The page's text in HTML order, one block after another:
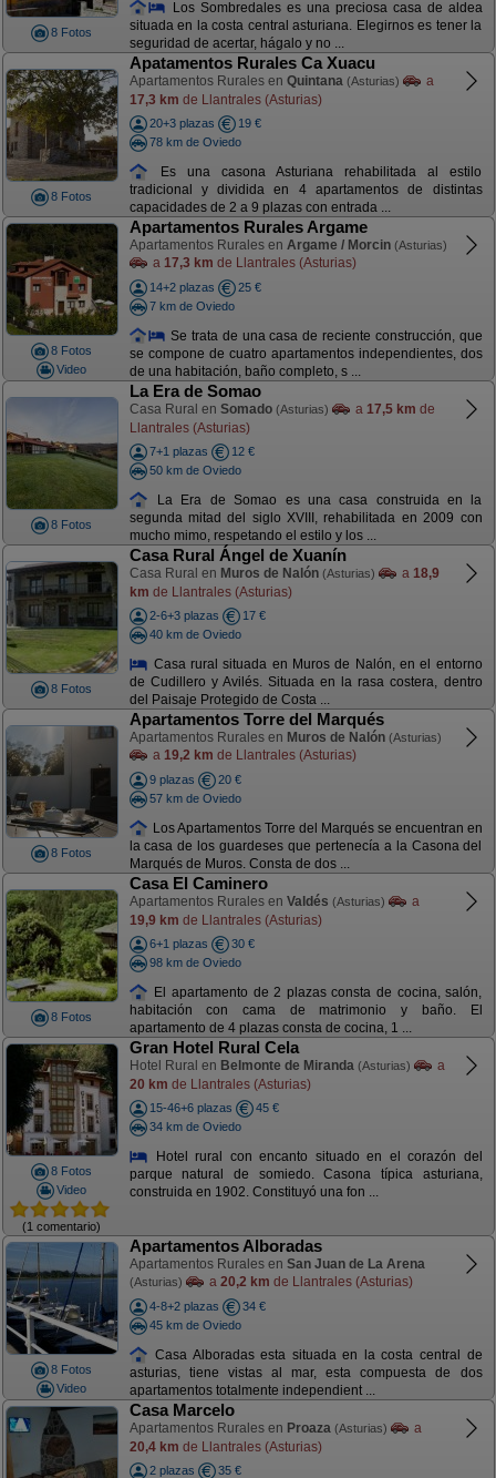
8 Fotos
Los Sombredales es una preciosa casa de aldea
situada en la costa central asturiana. Elegirnos es tener la
seguridad de acertar, hágalo y no ...
8 Fotos
Apatamentos Rurales Ca Xuacu
Apartamentos Rurales en Quintana (Asturias)
a
17,3 km de Llantrales (Asturias)
20+3 plazas
19 €
78 km de Oviedo
Es una casona Asturiana rehabilitada al estilo
tradicional y dividida en 4 apartamentos de distintas
capacidades de 2 a 9 plazas con entrada ...
8 Fotos
Video
Apartamentos Rurales Argame
Apartamentos Rurales en Argame / Morcin (Asturias)
a 17,3 km de Llantrales (Asturias)
14+2 plazas
25 €
7 km de Oviedo
Se trata de una casa de reciente construcción, que
se compone de cuatro apartamentos independientes, dos
de una habitación, baño completo, s ...
8 Fotos
La Era de Somao
Casa Rural en Somado (Asturias) a 17,5 km de
Llantrales (Asturias)
7+1 plazas
12 €
50 km de Oviedo
La Era de Somao es una casa construida en la
segunda mitad del siglo XVIII, rehabilitada en 2009 con
mucho mimo, respetando el estilo y los ...
8 Fotos
Casa Rural Ángel de Xuanín
Casa Rural en Muros de Nalón (Asturias) a 18,9
km de Llantrales (Asturias)
2-6+3 plazas
17 €
40 km de Oviedo
Casa rural situada en Muros de Nalón, en el entorno
de Cudillero y Avilés. Situada en la rasa costera, dentro
del Paisaje Protegido de Costa ...
8 Fotos
Apartamentos Torre del Marqués
Apartamentos Rurales en Muros de Nalón (Asturias)
a 19,2 km de Llantrales (Asturias)
9 plazas
20 €
57 km de Oviedo
Los Apartamentos Torre del Marqués se encuentran en
la casa de los guardeses que pertenecía a la Casona del
Marqués de Muros. Consta de dos ...
8 Fotos
Casa El Caminero
Apartamentos Rurales en Valdés (Asturias)
a
19,9 km de Llantrales (Asturias)
6+1 plazas
30 €
98 km de Oviedo
El apartamento de 2 plazas consta de cocina, salón,
habitación con cama de matrimonio y baño. El
apartamento de 4 plazas consta de cocina, 1 ...
8 Fotos
Video
(1 comentario)
Gran Hotel Rural Cela
Hotel Rural en Belmonte de Miranda (Asturias)
a
20 km de Llantrales (Asturias)
15-46+6 plazas
45 €
34 km de Oviedo
Hotel rural con encanto situado en el corazón del
parque natural de somiedo. Casona típica asturiana,
construida en 1902. Constituyó una fon ...
8 Fotos
Video
Apartamentos Alboradas
Apartamentos Rurales en San Juan de La Arena
(Asturias) a 20,2 km de Llantrales (Asturias)
4-8+2 plazas
34 €
45 km de Oviedo
Casa Alboradas esta situada en la costa central de
asturias, tiene vistas al mar, esta compuesta de dos
apartamentos totalmente independient ...
Casa Marcelo
Apartamentos Rurales en Proaza (Asturias)
a
20,4 km de Llantrales (Asturias)
2 plazas
35 €